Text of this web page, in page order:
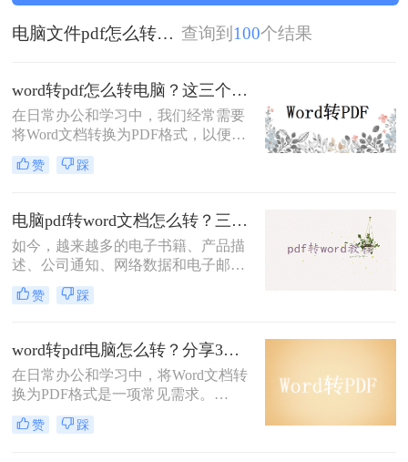
电脑文件pdf怎么转word 查询到 100个结果
word转pdf怎么转电脑？这三个方法了解一下！
​在日常办公和学习中，我们经常需要
将Word文档转换为PDF格式，以便更
好地保存和分享。PDF格式的文件具
有跨平台、不易被篡改的特点，因此
脑呢？本文将为您详细介绍几种常见
的方法。
赞 踩
电脑pdf转word文档怎么转？三种常用方法可实现！
如今，越来越多的电子书籍、产品描
述、公司通知、网络数据和电子邮件
开始使用PDF格式文件。Adobe设计
PDF文件格式的目的是支持跨平台、
是对网络信息发布的支持。为了实现
这一目标，PDF具有许多其他电子文
件格式无法比拟的优势。但是PDF却
不能直接编辑，因此需要pdf转word，
那么电脑pdf转word文档怎么转呢？下
面就来看看吧。
赞 踩
word转pdf电脑怎么转？分享3种实用转换方法~！
在日常办公和学习中，将Word文档转
换为PDF格式是一项常见需求。
PDF（Portable Document Format）因
其跨平台兼容性、稳定性以及保护文
赞 踩